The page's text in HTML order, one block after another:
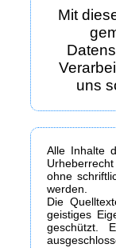
Mit
uns
Alle Inhalte
ohne
werden.
Die
geistiges
geschützt.